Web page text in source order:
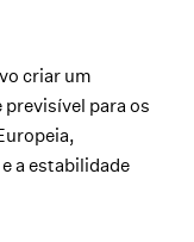
criar um
para os
a estabilidade